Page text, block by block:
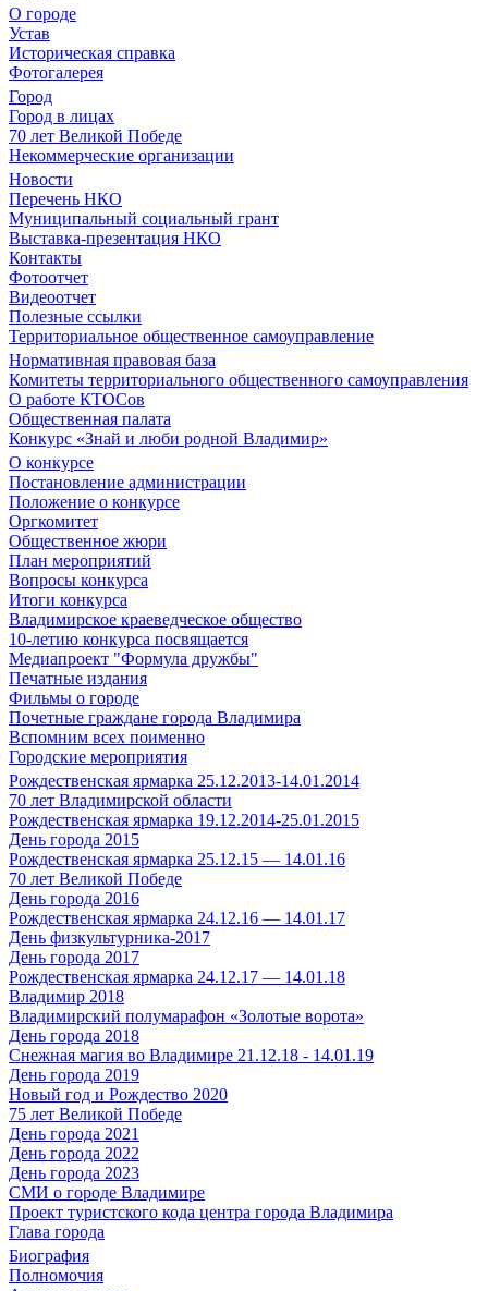
О городе
Устав
Историческая справка
Фотогалерея
Город
Город в лицах
70 лет Великой Победе
Некоммерческие организации
Новости
Перечень НКО
Муниципальный социальный грант
Выставка-презентация НКО
Контакты
Фотоотчет
Видеоотчет
Полезные ссылки
Территориальное общественное самоуправление
Нормативная правовая база
Комитеты территориального общественного самоуправления
О работе КТОСов
Общественная палата
Конкурс «Знай и люби родной Владимир»
О конкурсе
Постановление администрации
Положение о конкурсе
Оргкомитет
Общественное жюри
План мероприятий
Вопросы конкурса
Итоги конкурса
Владимирское краеведческое общество
10-летию конкурса посвящается
Медиапроект "Формула дружбы"
Печатные издания
Фильмы о городе
Почетные граждане города Владимира
Вспомним всех поименно
Городские мероприятия
Рождественская ярмарка 25.12.2013-14.01.2014
70 лет Владимирской области
Рождественская ярмарка 19.12.2014-25.01.2015
День города 2015
Рождественская ярмарка 25.12.15 — 14.01.16
70 лет Великой Победе
День города 2016
Рождественская ярмарка 24.12.16 — 14.01.17
День физкультурника-2017
День города 2017
Рождественская ярмарка 24.12.17 — 14.01.18
Владимир 2018
Владимирский полумарафон «Золотые ворота»
День города 2018
Снежная магия во Владимире 21.12.18 - 14.01.19
День города 2019
Новый год и Рождество 2020
75 лет Великой Победе
День города 2021
День города 2022
День города 2023
СМИ о городе Владимире
Проект туристского кода центра города Владимира
Глава города
Биография
Полномочия